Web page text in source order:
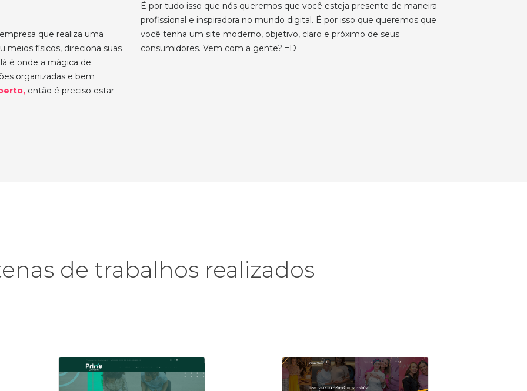
que realiza uma
meios físicos, direciona suas
é onde a mágica de
organizadas e bem
então é preciso estar
É por tudo isso que nós queremos que você esteja presente de maneira
profissional e inspiradora no mundo digital. É por isso que queremos que
você tenha um site moderno, objetivo, claro e próximo de seus
consumidores. Vem com a gente? =D
de trabalhos realizados